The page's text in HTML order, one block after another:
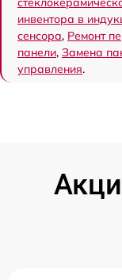
инвентора в
сенсора, Ремонт
панели, Замена
управления.